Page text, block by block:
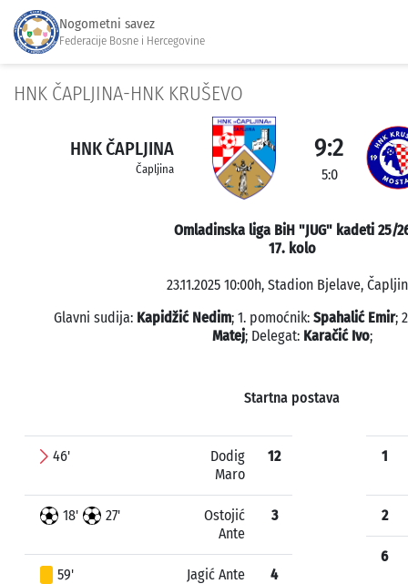
Nogometni savez
Federacije Bosne i Hercegovine
HNK ČAPLJINA-HNK KRUŠEVO
HNK ČAPLJINA
Čapljina
9:2
5:0
Omladinska liga BiH "JUG" kadeti 25/
17. kolo
23.11.2025 10:00h, Stadion Bjelave,
Glavni sudija: Kapidžić Nedim; 1. pomoćnik: Spahalić Emir;
Matej; Delegat: Karačić Ivo;
Startna postava
46'
Dodig
Maro
12
18' 27'
Ostojić
Ante
3
59' Jagić Ante 4
1
2
6